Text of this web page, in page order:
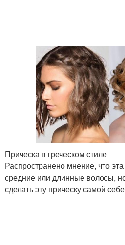
Прическа в греческом стиле
Распространено мнение, что
средние или длинные волосы,
сделать эту прическу самой